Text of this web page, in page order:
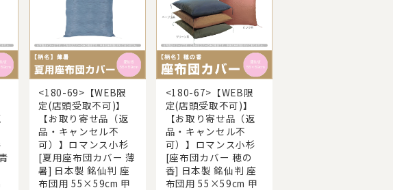
<180-69>【WEB限
定(店頭受取不可)】
【お取り寄せ品（返
品・キャンセル不
可）】ロマンス小杉
[夏用座布団カバー 薄
暑] 日本製 銘仙判 座
布団用 55×59cm 甲
<180-67>【WEB限
定(店頭受取不可)】
【お取り寄せ品（返
品・キャンセル不
可）】ロマンス小杉
[座布団カバー 穂の
香] 日本製 銘仙判 座
布団用 55×59cm 甲